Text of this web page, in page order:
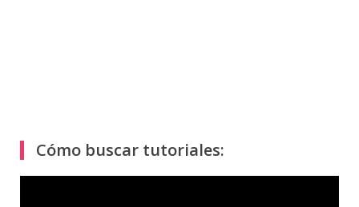
Cómo buscar tutoriales: